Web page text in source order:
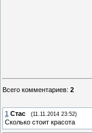
Всего комментариев: 2
1 Стас (11.11.2014 23:52)
Сколько стоит красота